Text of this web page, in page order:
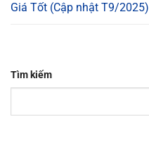
Giá Tốt (Cập nhật T9/2025)
Tìm kiếm